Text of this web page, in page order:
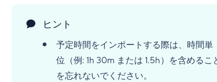
ヒント
予定時間をインポートする際は、時間単
位（例: 1h 30m または 1.5h）を含めるこ
を忘れないでください。